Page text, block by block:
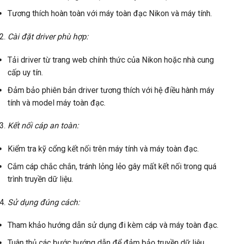
Tương thích hoàn toàn với máy toàn đạc Nikon và máy tính.
Cài đặt driver phù hợp:
Tải driver từ trang web chính thức của Nikon hoặc nhà cung
cấp uy tín.
Đảm bảo phiên bản driver tương thích với hệ điều hành máy
tính và model máy toàn đạc.
Kết nối cáp an toàn:
Kiểm tra kỹ cổng kết nối trên máy tính và máy toàn đạc.
Cắm cáp chắc chắn, tránh lỏng lẻo gây mất kết nối trong quá
trình truyền dữ liệu.
Sử dụng đúng cách:
Tham khảo hướng dẫn sử dụng đi kèm cáp và máy toàn đạc.